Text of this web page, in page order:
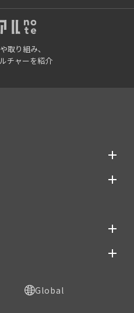
取り組み、
チャーを紹介
Global